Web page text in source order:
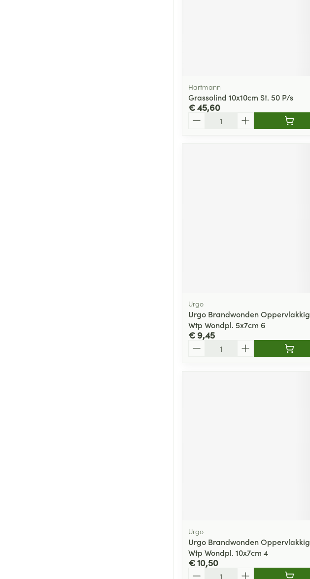
Hartmann
Grassolind 10x10cm St. 50 P/s
€ 45,60
Urgo
Urgo Brandwonden Oppervlakkig
Wtp Wondpl. 5x7cm 6
€ 9,45
Urgo
Urgo Brandwonden Oppervlakkig
Wtp Wondpl. 10x7cm 4
€ 10,50